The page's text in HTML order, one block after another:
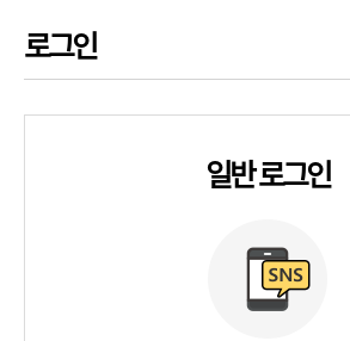
로그인
일반 로그인